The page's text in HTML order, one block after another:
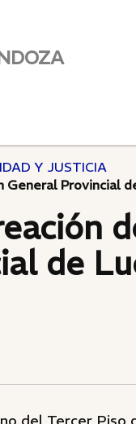
Y JUSTICIA
General Provincial
de